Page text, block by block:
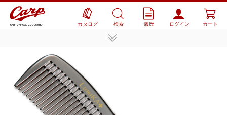
CARP OFFICIAL GOODS SHOP カタログ 検索 履歴 ログイン カート